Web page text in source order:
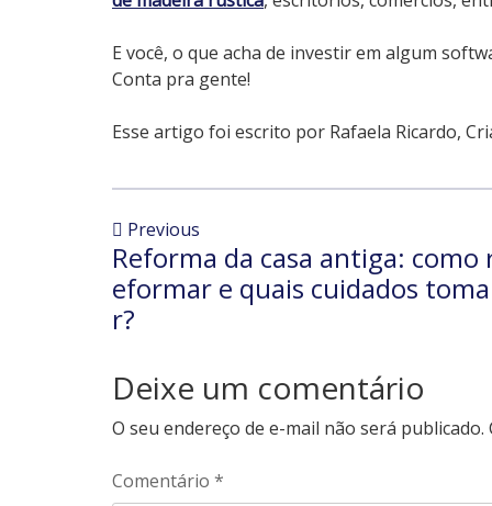
E você, o que acha de investir em algum
Conta pra gente!
Esse artigo foi escrito por Rafaela Ricardo,
Previous
Reforma da casa antiga: como
eformar e quais cuidados toma
r?
Deixe um comentário
O seu endereço de e-mail não será publicado.
Comentário *